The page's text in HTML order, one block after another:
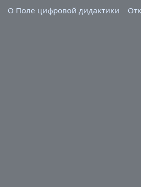
О Поле цифровой дидактики